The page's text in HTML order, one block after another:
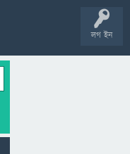
লগ ইন